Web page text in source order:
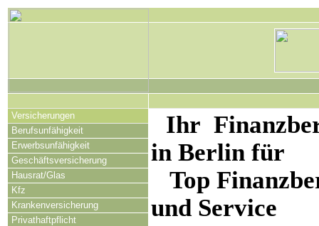
Versicherungen
Berufsunfähigkeit
Erwerbsunfähigkeit
Geschäftsversicherung
Hausrat/Glas
Kfz
Krankenversicherung
Privathaftpflicht
Ihr
in Berlin für
Top
und Service